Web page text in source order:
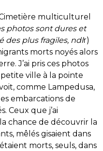
Cimetière multiculturel
photos sont dures et
des plus fragiles, ndlr)
morts noyés alors
J’ai pris ces photos
ville à la pointe
comme Lampedusa,
embarcations de
Ceux que j’ai
chance de découvrir la
mêlés gisaient dans
morts, seuls, dans